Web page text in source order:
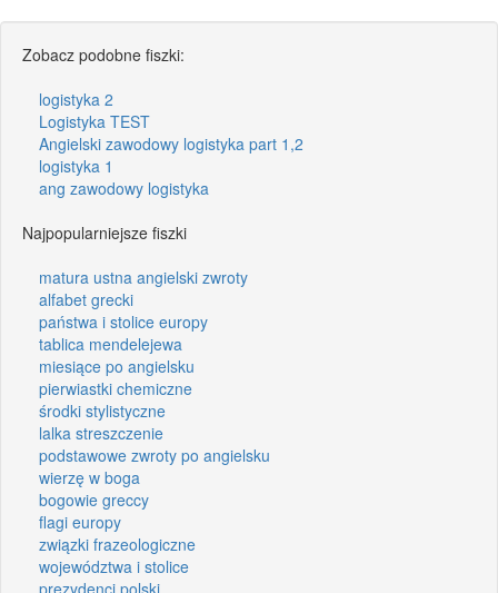
Zobacz podobne fiszki:
logistyka 2
Logistyka TEST
Angielski zawodowy logistyka part 1,2
logistyka 1
ang zawodowy logistyka
Najpopularniejsze fiszki
matura ustna angielski zwroty
alfabet grecki
państwa i stolice europy
tablica mendelejewa
miesiące po angielsku
pierwiastki chemiczne
środki stylistyczne
lalka streszczenie
podstawowe zwroty po angielsku
wierzę w boga
bogowie greccy
flagi europy
związki frazeologiczne
województwa i stolice
prezydenci polski